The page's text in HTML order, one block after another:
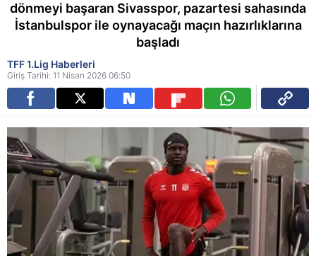
dönmeyi başaran Sivasspor, pazartesi sahasında
İstanbulspor ile oynayacağı maçın hazırlıklarına
başladı
TFF 1.Lig Haberleri
Giriş Tarihi: 11 Nisan 2026 06:50